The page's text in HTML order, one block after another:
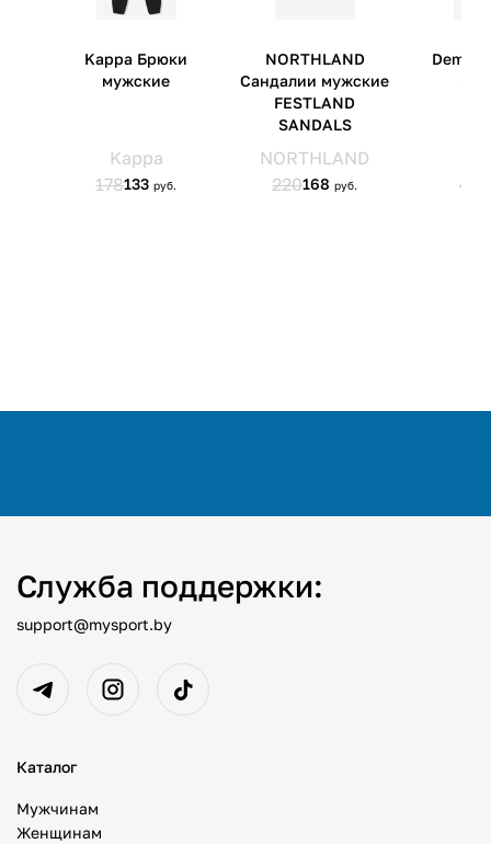
Служба поддержки:
support@mysport.by
Каталог
Мужчинам
Женщинам